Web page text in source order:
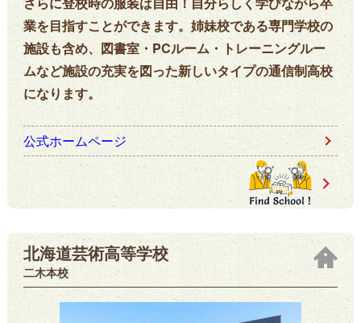
業を目指すことができます。姉妹校である専門学校の
施設も含め、図書室・PCルーム・トレーニングルー
ムなど施設の充実を図った新しいタイプの通信制高校
になります。
公式ホームページ
北海道芸術高等学校
二木本校